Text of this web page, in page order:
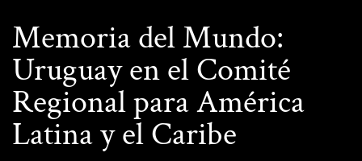
Memoria del Mundo:
Uruguay en el Comité
Regional para América
Latina y el Caribe